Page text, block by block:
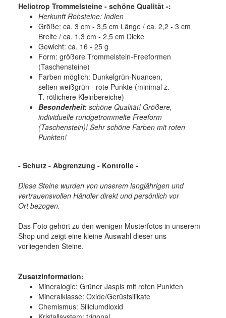
Heliotrop Trommelsteine - schöne Qualität -:
Herkunft Rohsteine: Indien
Größe: ca. 3 cm - 3,5 cm Länge / ca. 2,2 - 3 cm
Breite / ca. 1,3 cm - 2,5 cm Dicke
Gewicht: ca. 16 - 25 g
Form: größere Trommelstein-Freeformen
(Taschensteine)
Farben möglich: Dunkelgrün-Nuancen,
selten weißgrün - rote Punkte (minimal z.
T. rötlichere Kleinbereiche)
Besonderheit: schöne Qualität! Größere,
individuelle rundgetrommelte Freeform
(Taschenstein)! Sehr schöne Farben mit roten
Punkten!
- Schutz - Abgrenzung - Kontrolle -
Diese Steine wurden von unserem langjährigen und
vertrauensvollen Händler direkt und persönlich vor
Ort bezogen.
Das Foto gehört zu den wenigen Musterfotos in unserem
Shop und zeigt eine kleine Auswahl dieser uns
vorliegenden Steine.
Zusatzinformation:
Mineralogie: Grüner Jaspis mit roten Punkten
Mineralklasse: Oxide/Gerüstsilikate
Chemismus: Siliciumdioxid